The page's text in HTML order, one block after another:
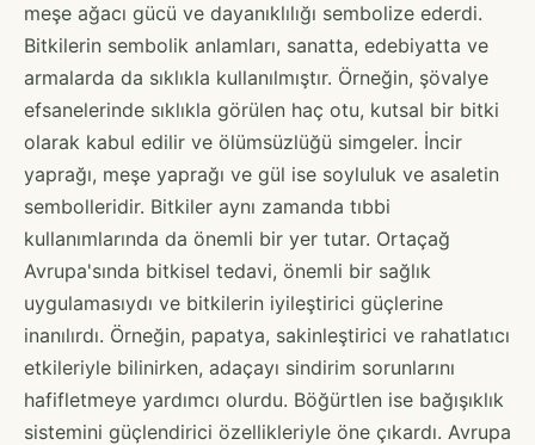
meşe ağacı gücü ve dayanıklılığı sembolize ederdi.
Bitkilerin sembolik anlamları, sanatta, edebiyatta ve
armalarda da sıklıkla kullanılmıştır. Örneğin, şövalye
efsanelerinde sıklıkla görülen haç otu, kutsal bir bitki
olarak kabul edilir ve ölümsüzlüğü simgeler. İncir
yaprağı, meşe yaprağı ve gül ise soyluluk ve asaletin
sembolleridir. Bitkiler aynı zamanda tıbbi
kullanımlarında da önemli bir yer tutar. Ortaçağ
Avrupa'sında bitkisel tedavi, önemli bir sağlık
uygulamasıydı ve bitkilerin iyileştirici güçlerine
inanılırdı. Örneğin, papatya, sakinleştirici ve rahatlatıcı
etkileriyle bilinirken, adaçayı sindirim sorunlarını
hafifletmeye yardımcı olurdu. Böğürtlen ise bağışıklık
sistemini güçlendirici özellikleriyle öne çıkardı. Avrupa